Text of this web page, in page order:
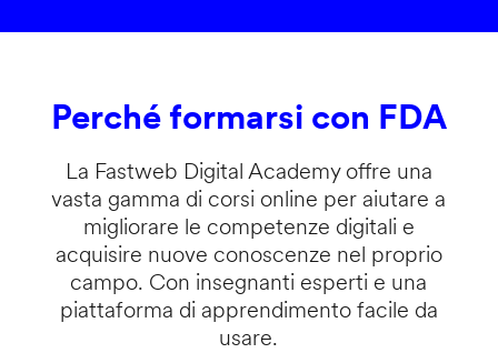
Perché formarsi con FDA
La Fastweb Digital Academy offre una
vasta gamma di corsi online per aiutare a
migliorare le competenze digitali e
acquisire nuove conoscenze nel proprio
campo. Con insegnanti esperti e una
piattaforma di apprendimento facile da
usare.